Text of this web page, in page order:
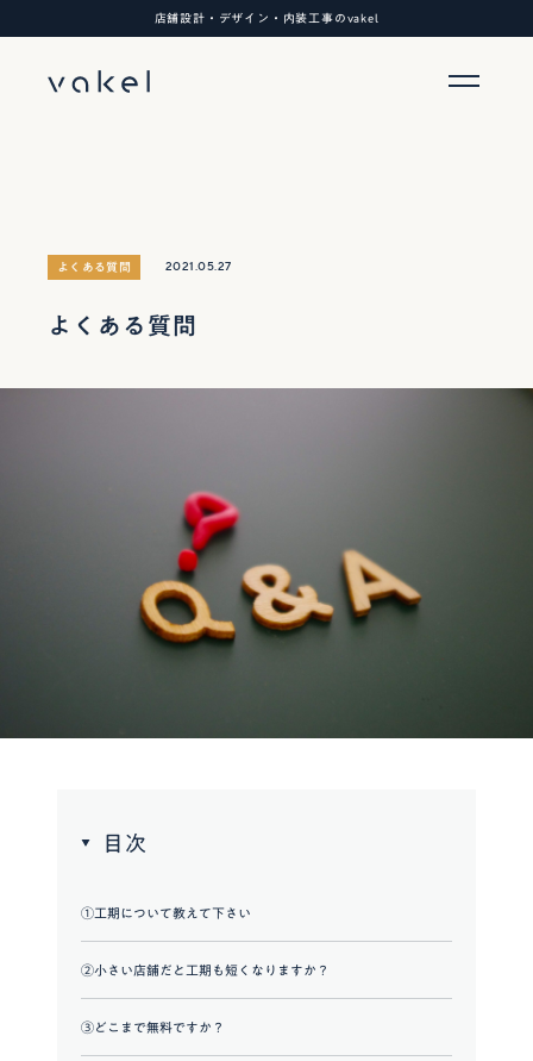
店舗設計・デザイン・内装工事のvakel
よくある質問 2021.05.27
よくある質問
目次
①工期について教えて下さい
②小さい店舗だと工期も短くなりますか？
③どこまで無料ですか？